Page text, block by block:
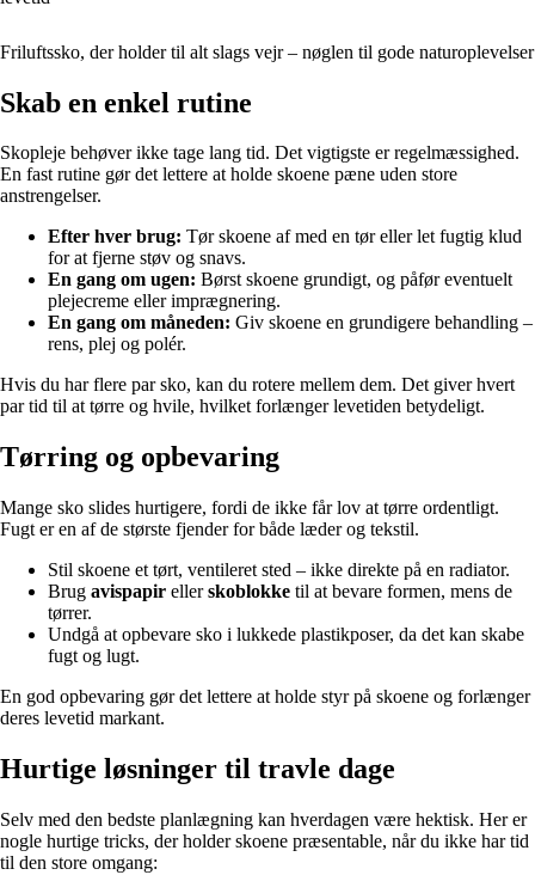
Friluftssko, der holder til alt slags vejr – nøglen til gode naturoplevelser
Skab en enkel rutine
Skopleje behøver ikke tage lang tid. Det vigtigste er regelmæssighed.
En fast rutine gør det lettere at holde skoene pæne uden store
anstrengelser.
Efter hver brug: Tør skoene af med en tør eller let fugtig klud
for at fjerne støv og snavs.
En gang om ugen: Børst skoene grundigt, og påfør eventuelt
plejecreme eller imprægnering.
En gang om måneden: Giv skoene en grundigere behandling –
rens, plej og polér.
Hvis du har flere par sko, kan du rotere mellem dem. Det giver hvert
par tid til at tørre og hvile, hvilket forlænger levetiden betydeligt.
Tørring og opbevaring
Mange sko slides hurtigere, fordi de ikke får lov at tørre ordentligt.
Fugt er en af de største fjender for både læder og tekstil.
Stil skoene et tørt, ventileret sted – ikke direkte på en radiator.
Brug avispapir ellerskoblokke til at bevare formen, mens de
tørrer.
Undgå at opbevare sko i lukkede plastikposer, da det kan skabe
fugt og lugt.
En god opbevaring gør det lettere at holde styr på skoene og forlænger
deres levetid markant.
Hurtige løsninger til travle dage
Selv med den bedste planlægning kan hverdagen være hektisk. Her er
nogle hurtige tricks, der holder skoene præsentable, når du ikke har tid
til den store omgang: